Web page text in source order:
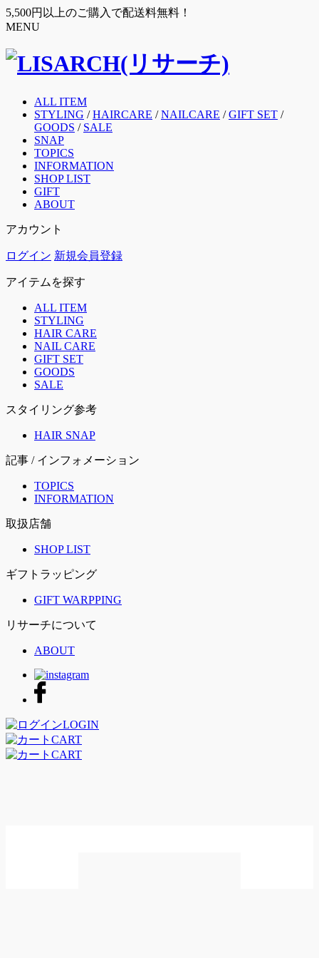
5,500円以上のご購入で配送料無料！
MENU
ALL ITEM
STYLING /HAIRCARE /NAILCARE /GIFT SET /
GOODS / SALE
SNAP
TOPICS
INFORMATION
SHOP LIST
GIFT
ABOUT
アカウント
ログイン 新規会員登録
アイテムを探す
ALL ITEM
STYLING
HAIR CARE
NAIL CARE
GIFT SET
GOODS
SALE
スタイリング参考
HAIR SNAP
記事 / インフォメーション
TOPICS
INFORMATION
取扱店舗
SHOP LIST
ギフトラッピング
GIFT WARPPING
リサーチについて
ABOUT
LOGIN
CART
CART